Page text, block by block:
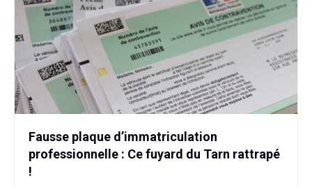
Fausse plaque d’immatriculation
professionnelle : Ce fuyard du Tarn rattrapé
!